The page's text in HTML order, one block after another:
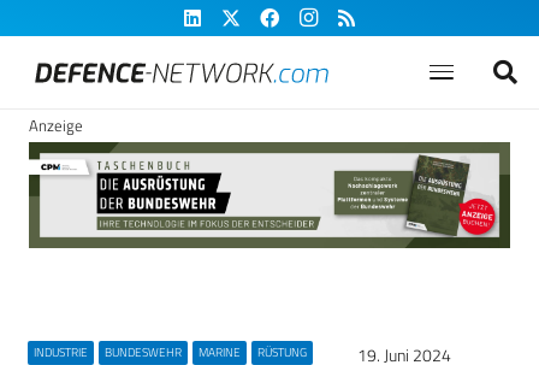
Anzeige
INDUSTRIE BUNDESWEHR MARINE RÜSTUNG 19. Juni 2024